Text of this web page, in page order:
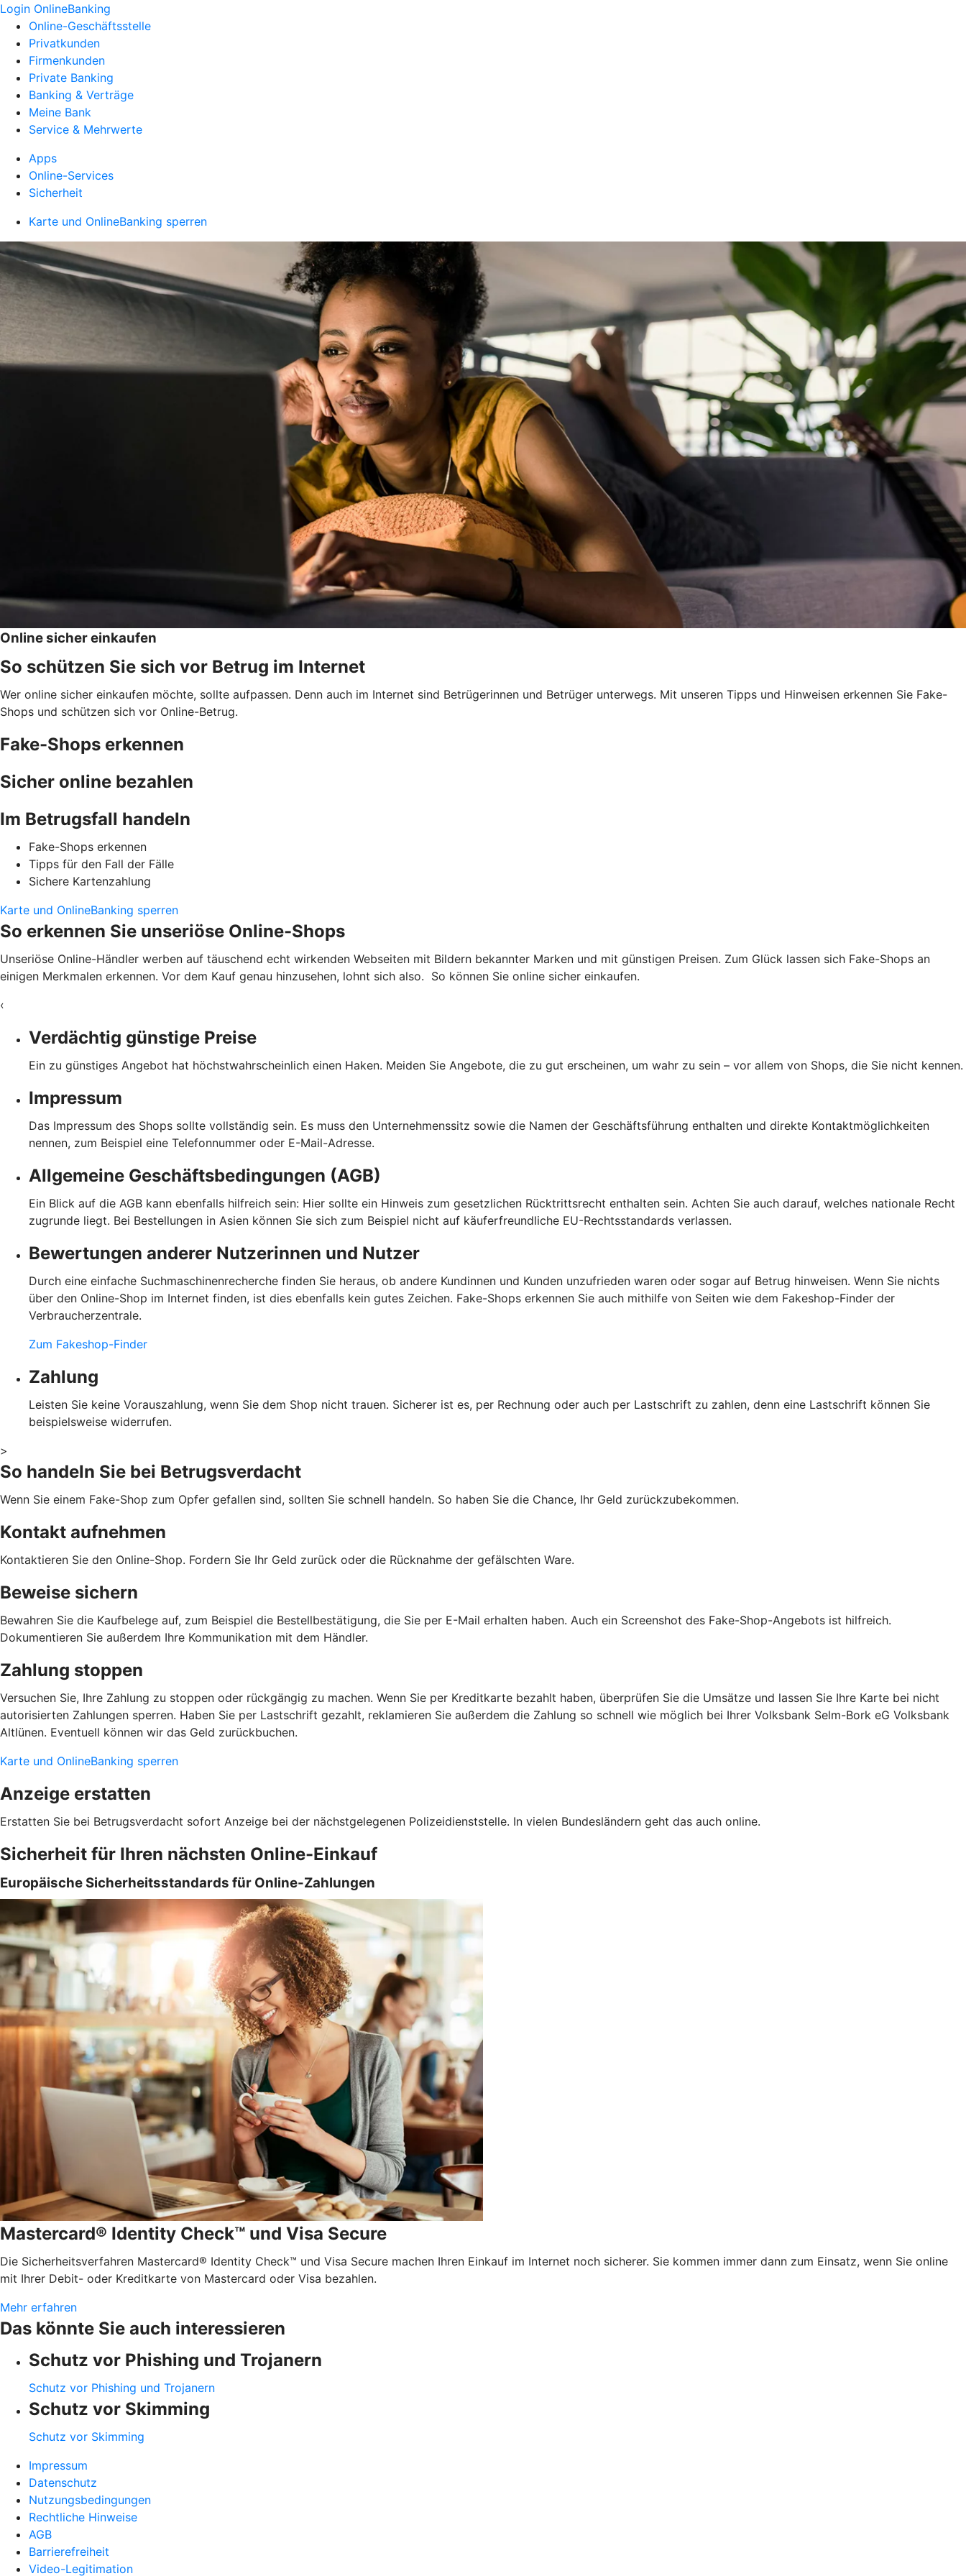
Login OnlineBanking
Online-Geschäftsstelle
Privatkunden
Firmenkunden
Private Banking
Banking & Verträge
Meine Bank
Service & Mehrwerte
Apps
Online-Services
Sicherheit
Karte und OnlineBanking sperren
Online sicher einkaufen
So schützen Sie sich vor Betrug im Internet
Wer online sicher einkaufen möchte, sollte aufpassen. Denn auch im Internet sind Betrügerinnen und Betrüger unterwegs. Mit unseren Tipps und Hinweisen erkennen Sie Fake-
Shops und schützen sich vor Online-Betrug.
Fake-Shops erkennen
Sicher online bezahlen
Im Betrugsfall handeln
Fake-Shops erkennen
Tipps für den Fall der Fälle
Sichere Kartenzahlung
Karte und OnlineBanking sperren
So erkennen Sie unseriöse Online-Shops
Unseriöse Online-Händler werben auf täuschend echt wirkenden Webseiten mit Bildern bekannter Marken und mit günstigen Preisen. Zum Glück lassen sich Fake-Shops an
einigen Merkmalen erkennen. Vor dem Kauf genau hinzusehen, lohnt sich also. So können Sie online sicher einkaufen.
‹
Verdächtig günstige Preise
Ein zu günstiges Angebot hat höchstwahrscheinlich einen Haken. Meiden Sie Angebote, die zu gut erscheinen, um wahr zu sein – vor allem von Shops, die Sie nicht kennen.
Impressum
Das Impressum des Shops sollte vollständig sein. Es muss den Unternehmenssitz sowie die Namen der Geschäftsführung enthalten und direkte Kontaktmöglichkeiten
nennen, zum Beispiel eine Telefonnummer oder E-Mail-Adresse.
Allgemeine Geschäftsbedingungen (AGB)
Ein Blick auf die AGB kann ebenfalls hilfreich sein: Hier sollte ein Hinweis zum gesetzlichen Rücktrittsrecht enthalten sein. Achten Sie auch darauf, welches nationale Recht
zugrunde liegt. Bei Bestellungen in Asien können Sie sich zum Beispiel nicht auf käuferfreundliche EU-Rechtsstandards verlassen.
Bewertungen anderer Nutzerinnen und Nutzer
Durch eine einfache Suchmaschinenrecherche finden Sie heraus, ob andere Kundinnen und Kunden unzufrieden waren oder sogar auf Betrug hinweisen. Wenn Sie nichts
über den Online-Shop im Internet finden, ist dies ebenfalls kein gutes Zeichen. Fake-Shops erkennen Sie auch mithilfe von Seiten wie dem Fakeshop-Finder der
Verbraucherzentrale.
Zum Fakeshop-Finder
Zahlung
Leisten Sie keine Vorauszahlung, wenn Sie dem Shop nicht trauen. Sicherer ist es, per Rechnung oder auch per Lastschrift zu zahlen, denn eine Lastschrift können Sie
beispielsweise widerrufen.
>
So handeln Sie bei Betrugsverdacht
Wenn Sie einem Fake-Shop zum Opfer gefallen sind, sollten Sie schnell handeln. So haben Sie die Chance, Ihr Geld zurückzubekommen.
Kontakt aufnehmen
Kontaktieren Sie den Online-Shop. Fordern Sie Ihr Geld zurück oder die Rücknahme der gefälschten Ware.
Beweise sichern
Bewahren Sie die Kaufbelege auf, zum Beispiel die Bestellbestätigung, die Sie per E-Mail erhalten haben. Auch ein Screenshot des Fake-Shop-Angebots ist hilfreich.
Dokumentieren Sie außerdem Ihre Kommunikation mit dem Händler.
Zahlung stoppen
Versuchen Sie, Ihre Zahlung zu stoppen oder rückgängig zu machen. Wenn Sie per Kreditkarte bezahlt haben, überprüfen Sie die Umsätze und lassen Sie Ihre Karte bei nicht
autorisierten Zahlungen sperren. Haben Sie per Lastschrift gezahlt, reklamieren Sie außerdem die Zahlung so schnell wie möglich bei Ihrer Volksbank Selm-Bork eG Volksbank
Altlünen. Eventuell können wir das Geld zurückbuchen.
Karte und OnlineBanking sperren
Anzeige erstatten
Erstatten Sie bei Betrugsverdacht sofort Anzeige bei der nächstgelegenen Polizeidienststelle. In vielen Bundesländern geht das auch online.
Sicherheit für Ihren nächsten Online-Einkauf
Europäische Sicherheitsstandards für Online-Zahlungen
Mastercard® Identity Check™ und Visa Secure
Die Sicherheitsverfahren Mastercard® Identity Check™ und Visa Secure machen Ihren Einkauf im Internet noch sicherer. Sie kommen immer dann zum Einsatz, wenn Sie online
mit Ihrer Debit- oder Kreditkarte von Mastercard oder Visa bezahlen.
Mehr erfahren
Das könnte Sie auch interessieren
Schutz vor Phishing und Trojanern
Schutz vor Phishing und Trojanern
Schutz vor Skimming
Schutz vor Skimming
Impressum
Datenschutz
Nutzungsbedingungen
Rechtliche Hinweise
AGB
Barrierefreiheit
Video-Legitimation